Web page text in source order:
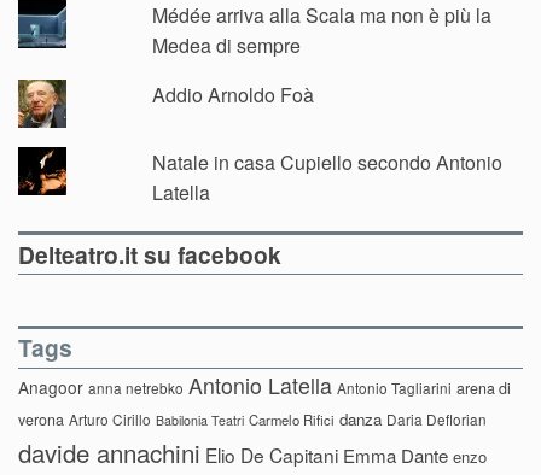
Médée arriva alla Scala ma non è più la
Medea di sempre
Addio Arnoldo Foà
Natale in casa Cupiello secondo Antonio
Latella
Delteatro.it su facebook
Tags
Anagoor anna netrebko Antonio Latella Antonio Tagliarini arena di
verona Arturo Cirillo Babilonia Teatri Carmelo Rifici danza Daria Deflorian
davide annachini Elio De Capitani Emma Dante enzo